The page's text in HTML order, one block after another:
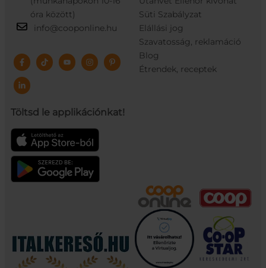
óra között)
info@cooponline.hu
Töltsd le applikációnkat!
Süti Szabályzat
Elállási jog
Szavatosság, reklamáció
Blog
Étrendek, receptek